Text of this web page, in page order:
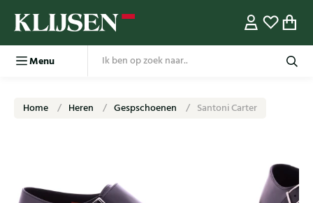
Menu
Home Heren Gespschoenen Santoni Carter